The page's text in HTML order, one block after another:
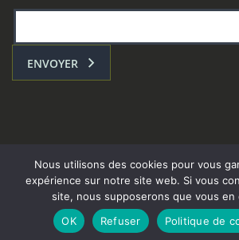
ENVOYER
L’ATELIER COM : Toulouse -
Mentions légales
Nous utilisons des cookies pour vous
expérience sur notre site web. Si vous
site, nous supposerons que vous en
OK
Refuser Politique de